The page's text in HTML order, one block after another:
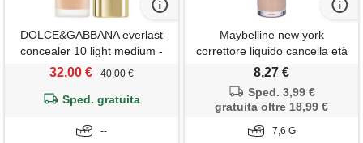
DOLCE&GABBANA everlast
concealer 10 light medium -
sottotoni pesca dorati -
32,00 € 40,00 €
Sped. gratuita
--
Maybelline new york
correttore liquido cancella età
01 light 7,6 g make up
8,27 €
Sped. 3,99 €
gratuita oltre 18,99 €
7,6 G